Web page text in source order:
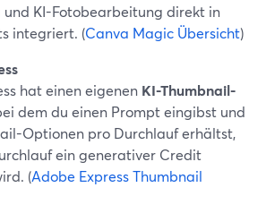
und KI-Fotobearbeitung direkt in
integriert. (Canva Magic Übersicht)
hat einen eigenen KI-Thumbnail-
dem du einen Prompt eingibst und
Optionen pro Durchlauf erhältst,
ein generativer Credit
(Adobe Express Thumbnail